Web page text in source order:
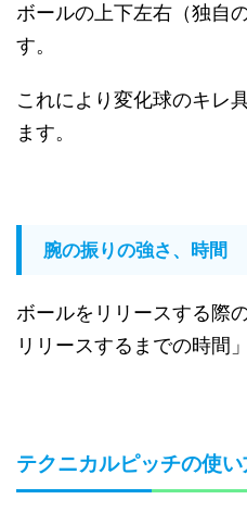
ボールの上下左右（独自
す。
これにより変化球のキレ
ます。
腕の振りの強さ、時間
ボールをリリースする際
リリースするまでの時間
テクニカルピッチの使